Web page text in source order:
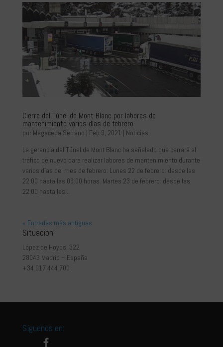
Cierre del Túnel de Mont Blanc por labores de
mantenimiento varios días de febrero
por Magaceda Serrano | Feb 9, 2021 | Noticias
La gerencia del Túnel de Mont Blanc ha señalado que cerrará al
tráfico de nuevo para realizar labores de mantenimiento durante
varios días del mes de febrero: Lunes 22 de febrero: desde las
22:00 hasta las 06:00 horas. Martes 23 de febrero: desde las
22:00 hasta las...
« Entradas más antiguas
Situación
López de Hoyos, 322
28043 Madrid – España
+34 917 444 700
Síguenos en: